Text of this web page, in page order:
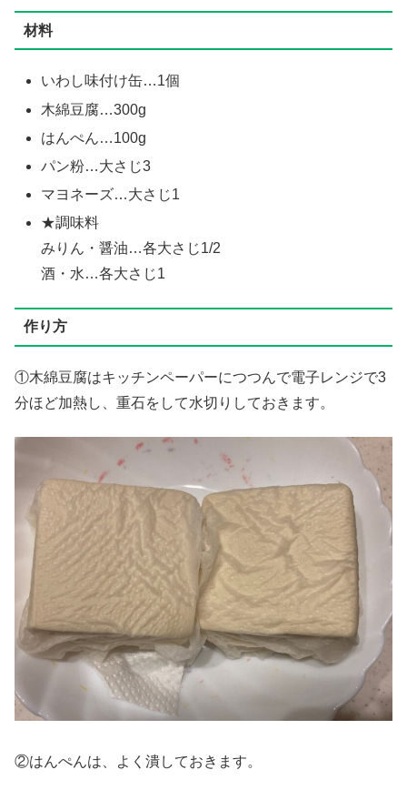
材料
いわし味付け缶…1個
木綿豆腐…300g
はんぺん…100g
パン粉…大さじ3
マヨネーズ…大さじ1
★調味料
みりん・醤油…各大さじ1/2
酒・水…各大さじ1
作り方
①木綿豆腐はキッチンペーパーにつつんで電子レンジで3
分ほど加熱し、重石をして水切りしておきます。
②はんぺんは、よく潰しておきます。